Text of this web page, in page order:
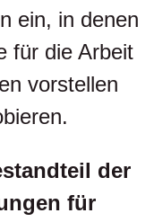
ein, in denen
für die Arbeit
vorstellen
der
für